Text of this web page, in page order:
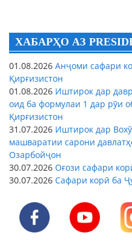
ХАБАРҲО АЗ
01.08.2026 Анҷоми сафари
Қирғизистон
01.08.2026 Иштирок дар
оид ба формулаи 1 дар рӯи
Қирғизистон
31.07.2026 Иштирок дар
машваратии сарони
Озарбойҷон
30.07.2026 Оғози сафари
30.07.2026 Сафари корӣ ба